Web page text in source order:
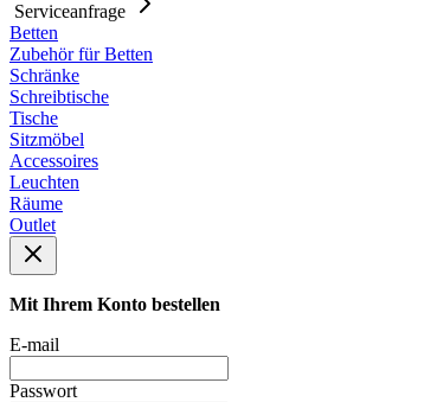
Serviceanfrage
Betten
Zubehör für Betten
Schränke
Schreibtische
Tische
Sitzmöbel
Accessoires
Leuchten
Räume
Outlet
Mit Ihrem Konto bestellen
E-mail
Passwort